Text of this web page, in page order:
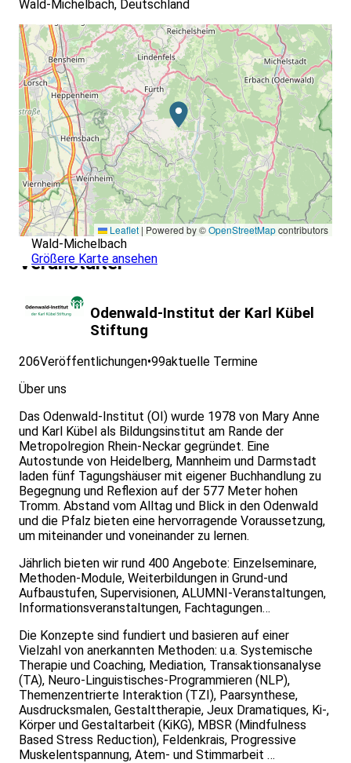
Wald-Michelbach, Deutschland
Leaflet | Powered by ©OpenStreetMapcontributors
Wald-Michelbach
Größere Karte ansehen
Veranstalter
Odenwald-Institut der Karl Kübel
Stiftung
206Veröffentlichungen•99aktuelle Termine
Über uns
Das Odenwald-Institut (OI) wurde 1978 von Mary Anne
und Karl Kübel als Bildungsinstitut am Rande der
Metropolregion Rhein-Neckar gegründet. Eine
Autostunde von Heidelberg, Mannheim und Darmstadt
laden fünf Tagungshäuser mit eigener Buchhandlung zu
Begegnung und Reflexion auf der 577 Meter hohen
Tromm. Abstand vom Alltag und Blick in den Odenwald
und die Pfalz bieten eine hervorragende Voraussetzung,
um miteinander und voneinander zu lernen.
Jährlich bieten wir rund 400 Angebote: Einzelseminare,
Methoden-Module, Weiterbildungen in Grund-und
Aufbaustufen, Supervisionen, ALUMNI-Veranstaltungen,
Informationsveranstaltungen, Fachtagungen…
Die Konzepte sind fundiert und basieren auf einer
Vielzahl von anerkannten Methoden: u.a. Systemische
Therapie und Coaching, Mediation, Transaktionsanalyse
(TA), Neuro-Linguistisches-Programmieren (NLP),
Themenzentrierte Interaktion (TZI), Paarsynthese,
Ausdrucksmalen, Gestalttherapie, Jeux Dramatiques, Ki-,
Körper und Gestaltarbeit (KiKG), MBSR (Mindfulness
Based Stress Reduction), Feldenkrais, Progressive
Muskelentspannung, Atem- und Stimmarbeit …